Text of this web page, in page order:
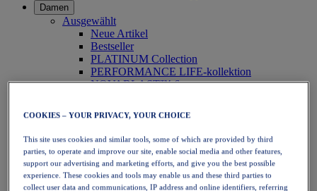
Damen
Ausgewählt
Neue Artikel
Bestseller
PLATINUM Collection
PERFORMANCE LIFE-kollektion
NOVABLAST™ 6
Laufen
Trailrunning
Tennis
Volleyball
Handball
Padel
Korbball
COOKIES – YOUR PRIVACY, YOUR CHOICE
This site uses cookies and similar tools, some of which are provided by third
parties, to operate and improve our site, enable social media and other features,
support our advertising and marketing efforts, and give you the best possible
experience. These cookies and tools may enable us and these third parties to
collect user data and communications, IP address and online identifiers, referring